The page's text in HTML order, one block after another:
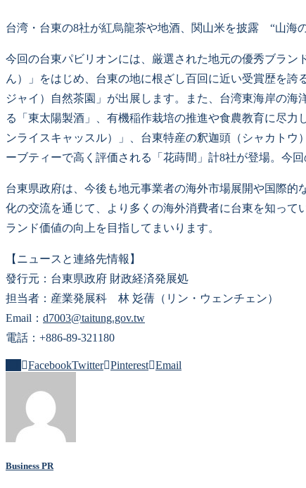
台湾・台東の8社が紅烏龍茶や地酒、関山米を披露 “山海
今回の台東パビリオンには、厳選された地元の優秀ブラ
ん）」をはじめ、台東の地に根ざし百回に近い受賞歴を
ジャイ）自然茶園」が出展します。また、台湾東海岸の
る「東太陽製酒」、有機稲作栽培の推進や食農教育に尽
ンライスキャッスル）」、台東特産の釈迦頭（シャカト
ーブティーで高く評価される「花蒔間」計8社が登場。今
台東県政府は、今後も地元事業者の海外市場展開や国際
化の交流を通じて、より多くの海外消費者に台東を知っ
ランド価値の向上を目指してまいります。
【ニュースと連絡先情報】
發行元：台東県政府 財政経済発展処
担当者：産業発展科 林 彣蒨（リン・ウェンチェン）
Email： d7003@taitung.gov.tw
電話：+886-89-321180
FacebookTwitter Pinterest Email
Business PR